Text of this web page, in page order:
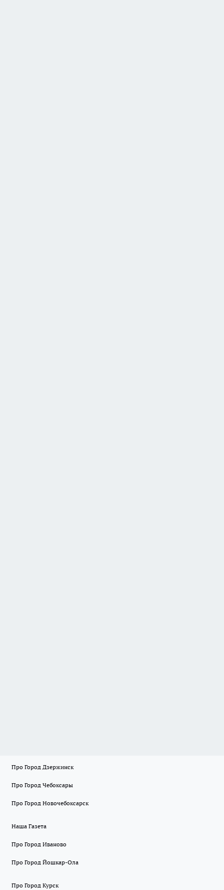
Про Город Дзержинск
Про Город Чебоксары
Про Город Новочебоксарск
Наша Газета
Про Город Иваново
Про Город Йошкар-Ола
Про Город Курск